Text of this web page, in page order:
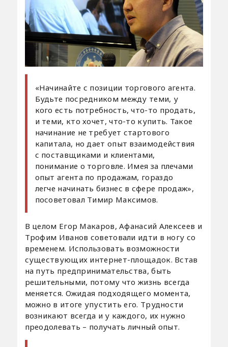
«Начинайте с позиции торгового агента.
Будьте посредником между теми, у
кого есть потребность, что-то продать,
и теми, кто хочет, что-то купить. Такое
начинание не требует стартового
капитала, но дает опыт взаимодействия
с поставщиками и клиентами,
понимание о торговле. Имея за плечами
опыт агента по продажам, гораздо
легче начинать бизнес в сфере продаж»,
посоветовал Тимир Максимов.
В целом Егор Макаров, Афанасий Алексеев и
Трофим Иванов советовали идти в ногу со
временем. Использовать возможности
существующих интернет-площадок. Встав
на путь предпринимательства, быть
решительными, потому что жизнь всегда
меняется. Ожидая подходящего момента,
можно в итоге упустить его. Трудности
возникают всегда и у каждого, их нужно
преодолевать – получать личный опыт.